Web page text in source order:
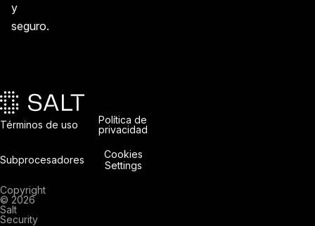
y
seguro.
Términos de uso
Política de
privacidad
Subprocesadores
Cookies
Settings
Copyright
© 2026
Salt
Security